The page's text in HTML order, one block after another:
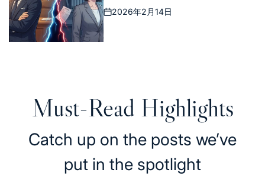
Posted
on
2026年2月14日
Must-Read Highlights
Catch up on the posts we’ve
put in the spotlight